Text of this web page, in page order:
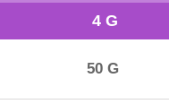
4 G
50 G